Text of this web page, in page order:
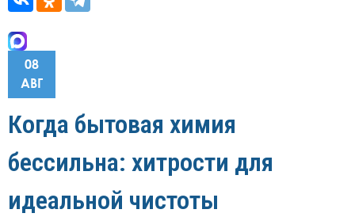
08
АВГ
Когда бытовая химия
бессильна: хитрости для
идеальной чистоты